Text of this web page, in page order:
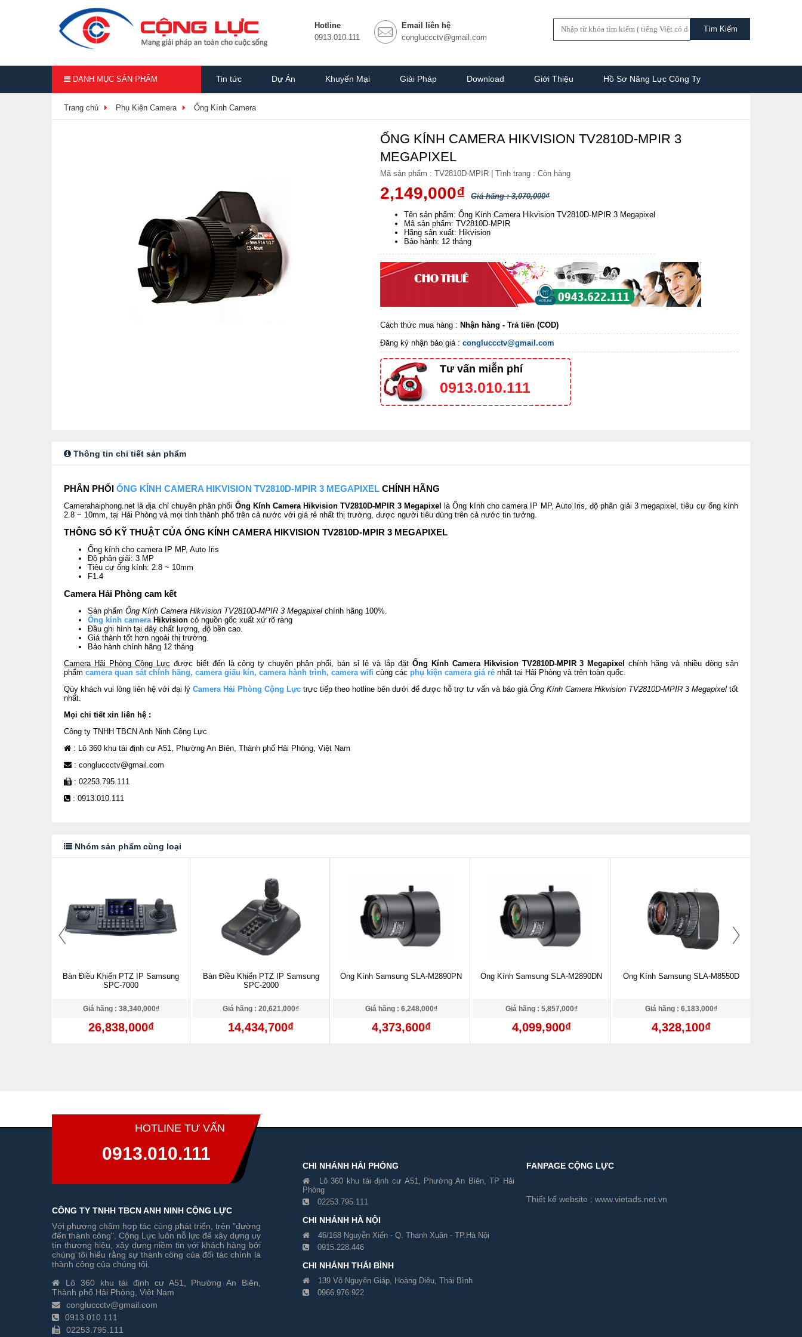
Hotline
0913.010.111
Email liên hệ
congluccctv@gmail.com
DANH MỤC SẢN PHẨM Tin tức Dự Án Khuyến Mại Giải Pháp Download Giới Thiệu Hồ Sơ Năng Lực Công Ty
Trang chủ Phụ Kiện Camera Ống Kính Camera
ỐNG KÍNH CAMERA HIKVISION TV2810D-MPIR 3
MEGAPIXEL
Mã sản phẩm : TV2810D-MPIR | Tình trạng : Còn hàng
2,149,000₫ Giá hãng : 3,070,000₫
Tên sản phẩm: Ống Kính Camera Hikvision TV2810D-MPIR 3 Megapixel
Mã sản phẩm: TV2810D-MPIR
Hãng sản xuất: Hikvision
Bảo hành: 12 tháng
Cách thức mua hàng : Nhận hàng - Trả tiền (COD)
Đăng ký nhận báo giá : congluccctv@gmail.com
Tư vấn miễn phí
0913.010.111
Thông tin chi tiết sản phẩm
PHÂN PHỐI ỐNG KÍNH CAMERA HIKVISION TV2810D-MPIR 3 MEGAPIXEL CHÍNH HÃNG
Camerahaiphong.net là địa chỉ chuyên phân phối Ống Kính Camera Hikvision TV2810D-MPIR 3 Megapixel
là Ống kính cho camera IP MP, Auto Iris, độ phân giải 3 megapixel, tiêu cự ống kính
2.8 ~ 10mm, tại Hải Phòng và mọi tỉnh thành phố trên cả nước với giá rẻ nhất thị trường, được người tiêu dùng trên cả nước tin tưởng.
THÔNG SỐ KỸ THUẬT CỦA ỐNG KÍNH CAMERA HIKVISION TV2810D-MPIR 3 MEGAPIXEL
Ống kính cho camera IP MP, Auto Iris
Độ phân giải: 3 MP
Tiêu cự ống kính: 2.8 ~ 10mm
F1.4
Camera Hải Phòng cam kết
Sản phẩm Ống Kính Camera Hikvision TV2810D-MPIR 3 Megapixel chính hãng 100%.
Ống kính cameraHikvision có nguồn gốc xuất xứ rõ ràng
Đầu ghi hình tại đây chất lượng, độ bền cao.
Giá thành tốt hơn ngoài thị trường.
Bảo hành chính hãng 12 tháng
Camera Hải Phòng Cộng Lực được biết đến là công ty chuyên phân phối, bán sỉ lẻ và lắp đặt Ống Kính Camera Hikvision TV2810D-MPIR 3 Megapixelchính hãng và nhiều dòng sản
phẩm camera quan sát chính hãng, camera giấu kín, camera hành trình, camera wifi cùng các phụ kiện camera giá rẻ nhất tại Hải Phòng và trên toàn quốc.
Qúy khách vui lòng liên hệ với đại lý Camera Hải Phòng Cộng Lực trực tiếp theo hotline bên dưới để được hỗ trợ tư vấn và báo giá Ống Kính Camera Hikvision TV2810D-MPIR 3 Megapixel tốt
nhất.
Mọi chi tiết xin liên hệ :
Công ty TNHH TBCN Anh Ninh Cộng Lực
: Lô 360 khu tái định cư A51, Phường An Biên, Thành phố Hải Phòng, Việt Nam
: congluccctv@gmail.com
: 02253.795.111
: 0913.010.111
Nhóm sản phẩm cùng loại
Bàn Điều Khiển PTZ IP Samsung
SPC-7000
Giá hãng : 38,340,000₫
26,838,000₫
Bàn Điều Khiển PTZ IP Samsung
SPC-2000
Giá hãng : 20,621,000₫
14,434,700₫
Ống Kính Samsung SLA-M2890PN
Giá hãng : 6,248,000₫
4,373,600₫
Ống Kính Samsung SLA-M2890DN
Giá hãng : 5,857,000₫
4,099,900₫
Ống Kính Samsung SLA-M8550D
Giá hãng : 6,183,000₫
4,328,100₫
HOTLINE TƯ VẤN
0913.010.111
CÔNG TY TNHH TBCN ANH NINH CỘNG LỰC
Với phương châm hợp tác cùng phát triển, trên "đường
đến thành công", Cộng Lực luôn nỗ lực để xây dựng uy
tín thương hiệu, xây dựng niềm tin với khách hàng bởi
chúng tôi hiểu rằng sự thành công của đối tác chính là
thành công của chúng tôi.
Lô 360 khu tái định cư A51, Phường An Biên,
Thành phố Hải Phòng, Việt Nam
congluccctv@gmail.com
0913.010.111
02253.795.111
CHI NHÁNH HẢI PHÒNG
Lô 360 khu tái định cư A51, Phường An Biên, TP Hải
Phòng
02253.795.111
CHI NHÁNH HÀ NỘI
46/168 Nguyễn Xiển - Q. Thanh Xuân - TP.Hà Nội
0915.228.446
CHI NHÁNH THÁI BÌNH
139 Võ Nguyên Giáp, Hoàng Diệu, Thái Bình
0966.976.922
FANPAGE CỘNG LỰC
Thiết kế website : www.vietads.net.vn